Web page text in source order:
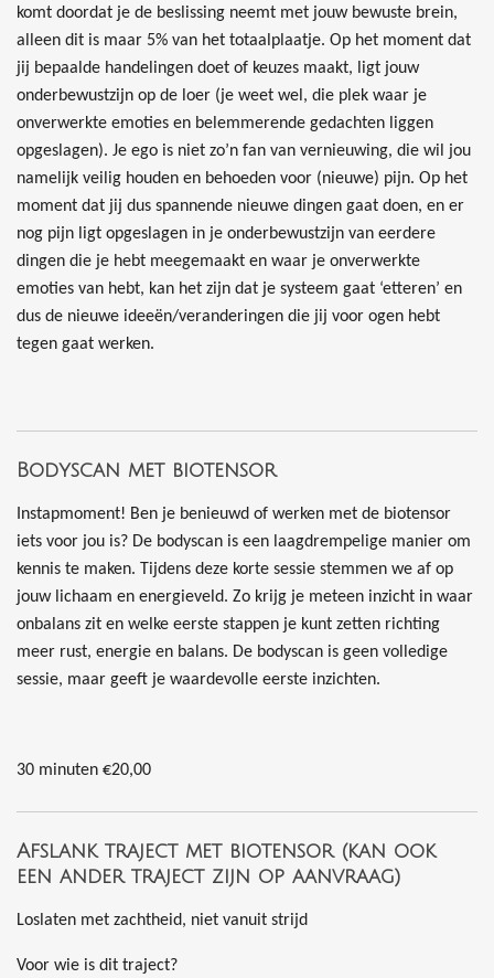
komt doordat je de beslissing neemt met jouw bewuste brein,
alleen dit is maar 5% van het totaalplaatje. Op het moment dat
jij bepaalde handelingen doet of keuzes maakt, ligt jouw
onderbewustzijn op de loer (je weet wel, die plek waar je
onverwerkte emoties en belemmerende gedachten liggen
opgeslagen). Je ego is niet zo’n fan van vernieuwing, die wil jou
namelijk veilig houden en behoeden voor (nieuwe) pijn. Op het
moment dat jij dus spannende nieuwe dingen gaat doen, en er
nog pijn ligt opgeslagen in je onderbewustzijn van eerdere
dingen die je hebt meegemaakt en waar je onverwerkte
emoties van hebt, kan het zijn dat je systeem gaat ‘etteren’ en
dus de nieuwe ideeën/veranderingen die jij voor ogen hebt
tegen gaat werken.
Bodyscan met biotensor
Instapmoment! Ben je benieuwd of werken met de biotensor
iets voor jou is? De bodyscan is een laagdrempelige manier om
kennis te maken. Tijdens deze korte sessie stemmen we af op
jouw lichaam en energieveld. Zo krijg je meteen inzicht in waar
onbalans zit en welke eerste stappen je kunt zetten richting
meer rust, energie en balans. De bodyscan is geen volledige
sessie, maar geeft je waardevolle eerste inzichten.
30 minuten €20,00
Afslank traject met biotensor (kan ook
een ander traject zijn op aanvraag)
Loslaten met zachtheid, niet vanuit strijd
Voor wie is dit traject?